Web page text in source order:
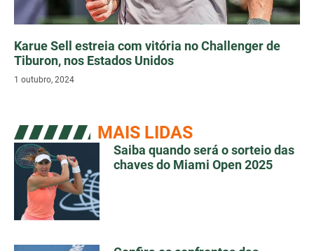
Karue Sell estreia com vitória no Challenger de
Tiburon, nos Estados Unidos
1 outubro, 2024
MAIS LIDAS
Saiba quando será o sorteio das
chaves do Miami Open 2025